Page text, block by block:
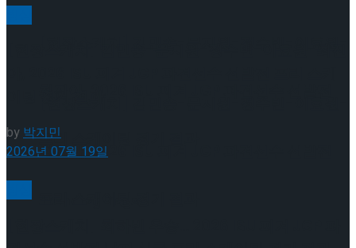
프리 스케이팅 경기 결과
최진아, 2026 ISU 피겨 JGP 파견선수 선발전
by박지민
2026년 07월 19일